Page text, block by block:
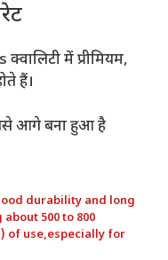
में प्रीमियम,
हैं।
आगे बना हुआ है
durability and long
500 to 800
of use,especially for